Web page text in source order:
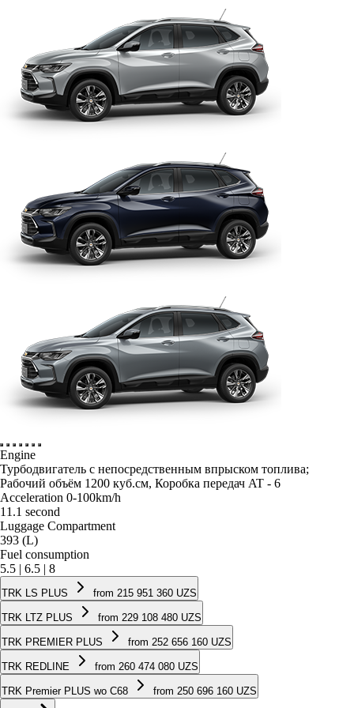
Engine
Турбодвигатель с непосредственным впрыском топлива;
Рабочий объём 1200 куб.см, Коробка передач AT - 6
Acceleration 0-100km/h
11.1 second
Luggage Compartment
393 (L)
Fuel consumption
5.5 | 6.5 | 8
TRK LS PLUS from 215 951 360 UZS
TRK LTZ PLUS from 229 108 480 UZS
TRK PREMIER PLUS from 252 656 160 UZS
TRK REDLINE from 260 474 080 UZS
TRK Premier PLUS wo C68 from 250 696 160 UZS